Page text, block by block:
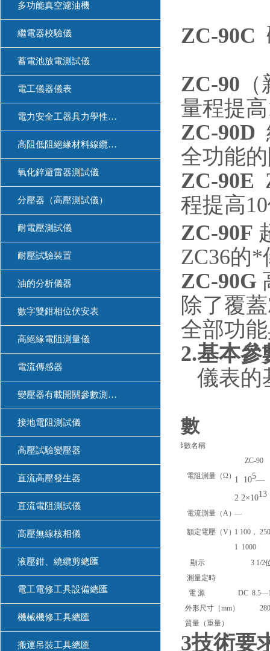
多功能真空濾油機
繼電器校驗儀
蓄電池放電測試儀
電工儀器儀表
電力安全工器具力學性能試驗機
高阻低阻絕緣材料線纜測量
氧化鋅避雷器測試儀
分壓器（高壓測試儀）
耐電壓測試儀
耐壓試驗裝置
油的分析儀器
數字雙鉗相位伏安表
高絕緣電阻測量儀
電流傳感器
變壓器有載開關參數測試儀
接地電阻測試儀
高壓試驗變壓器
直流高壓發生器
直流電阻測試儀
高壓無線核相儀
液壓鉗、繞纜剪總匯
電工電修工具設備總匯
機械機修工具總匯
搬運吊裝工具總匯
ZC-90C
ZC-90
量程提
ZC-90D
全功能
ZC-90E
程提高
ZC-90F
ZC36的*
ZC-90G
除了覆
全部功
2.基本參
儀表的
數
參數名稱
ZC-90
電阻測量（Ω）1 105—
2 2×1013
電流測量（A）—
額定電壓（V）1 100，
1 1000
顯示
3 1/2位
測量定時
電 源
DC 8.5—
外形尺寸（mm）
質量（重量）
3技術要